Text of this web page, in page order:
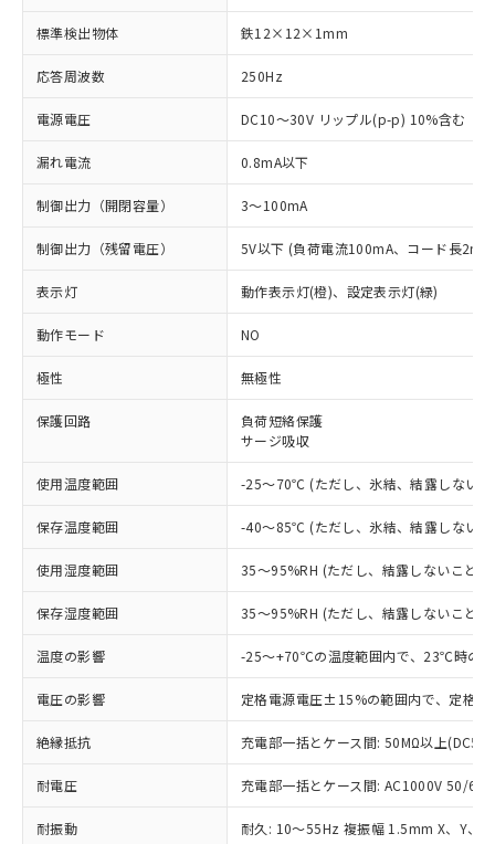
標準検出物体 鉄12×12×1mm
応答周波数 250Hz
電源電圧 DC10～30V リップル(p-p) 10%含む
漏れ電流 0.8mA以下
制御出力（開閉容量） 3～100mA
制御出力（残留電圧） 5V以下 (負荷電流100mA、コード長2m
表示灯 動作表示灯(橙)、設定表示灯(緑)
動作モード NO
極性 無極性
保護回路
負荷短絡保護
サージ吸収
使用温度範囲 -25～70℃ (ただし、氷結、結露しない
保存温度範囲 -40～85℃ (ただし、氷結、結露しない
使用湿度範囲 35～95%RH (ただし、結露しないこと)
保存湿度範囲 35～95%RH (ただし、結露しないこと)
温度の影響 -25～+70℃の温度範囲内で、23℃時の
電圧の影響 定格電源電圧±15%の範囲内で、定格
絶縁抵抗 充電部一括とケース間: 50MΩ以上
耐電圧 充電部一括とケース間: AC1000V 50/
耐振動 耐久: 10～55Hz 複振幅 1.5mm X、Y、Z
ご利用条件
以下の条件をお読みいただき、同意のうえ
ご利用ください。
本サービスは、当社制御機器事業取扱
商品の当社在庫状況および標準価格
(税抜)を提供させていただくもので
当社制御機器事業取扱商品の中には、
本サービスの対象外となる商品もある
在庫状況および標準価格照会結果は、
対応済み：EU RoHS指令（10物質）の
非含有に対応した製品が提供可能な商品で
す。
対応予定：EU RoHS指令（10物質）の非含
有に対応した製品に切り替える予定のある
対応予定なし：EU RoHS指令（10物質）の
非含有に非対応の商品で、対応品を出す予
定はありません。
調査・確認中：EU RoHS指令（10物質）の
非含有の対応状況を調査中または確認中の
商品です。
非該当品：ライセンス料など無形物で、有
害物質有無と関係のない商品です。
仕入先様の事情により、非含有部品として
いたものが、含有品と判明した場合などや
むを得ず変更することがあります。
※1 中国RoHS○×表
「○」：最大均質材料含有率が中国RoHSの
基準値以下であることを示します。
「×」：最大均質材料含有率が中国RoHSの
基準値を超えていることを示します。
「－」：未確認です。当社販売部門へお問
当社は、これら貴社製品のうち、外国